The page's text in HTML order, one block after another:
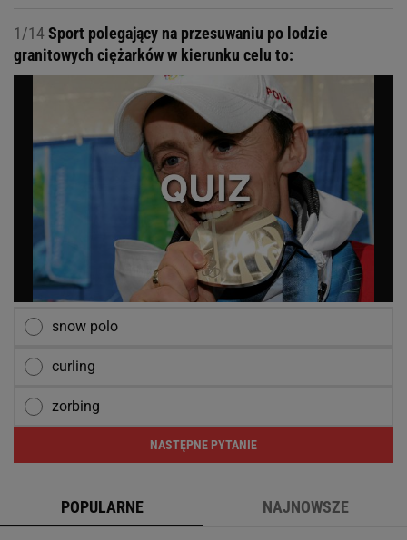
1/14Sport polegający na przesuwaniu po lodzie
granitowych ciężarków w kierunku celu to:
snow polo
curling
zorbing
NASTĘPNE PYTANIE
POPULARNE NAJNOWSZE